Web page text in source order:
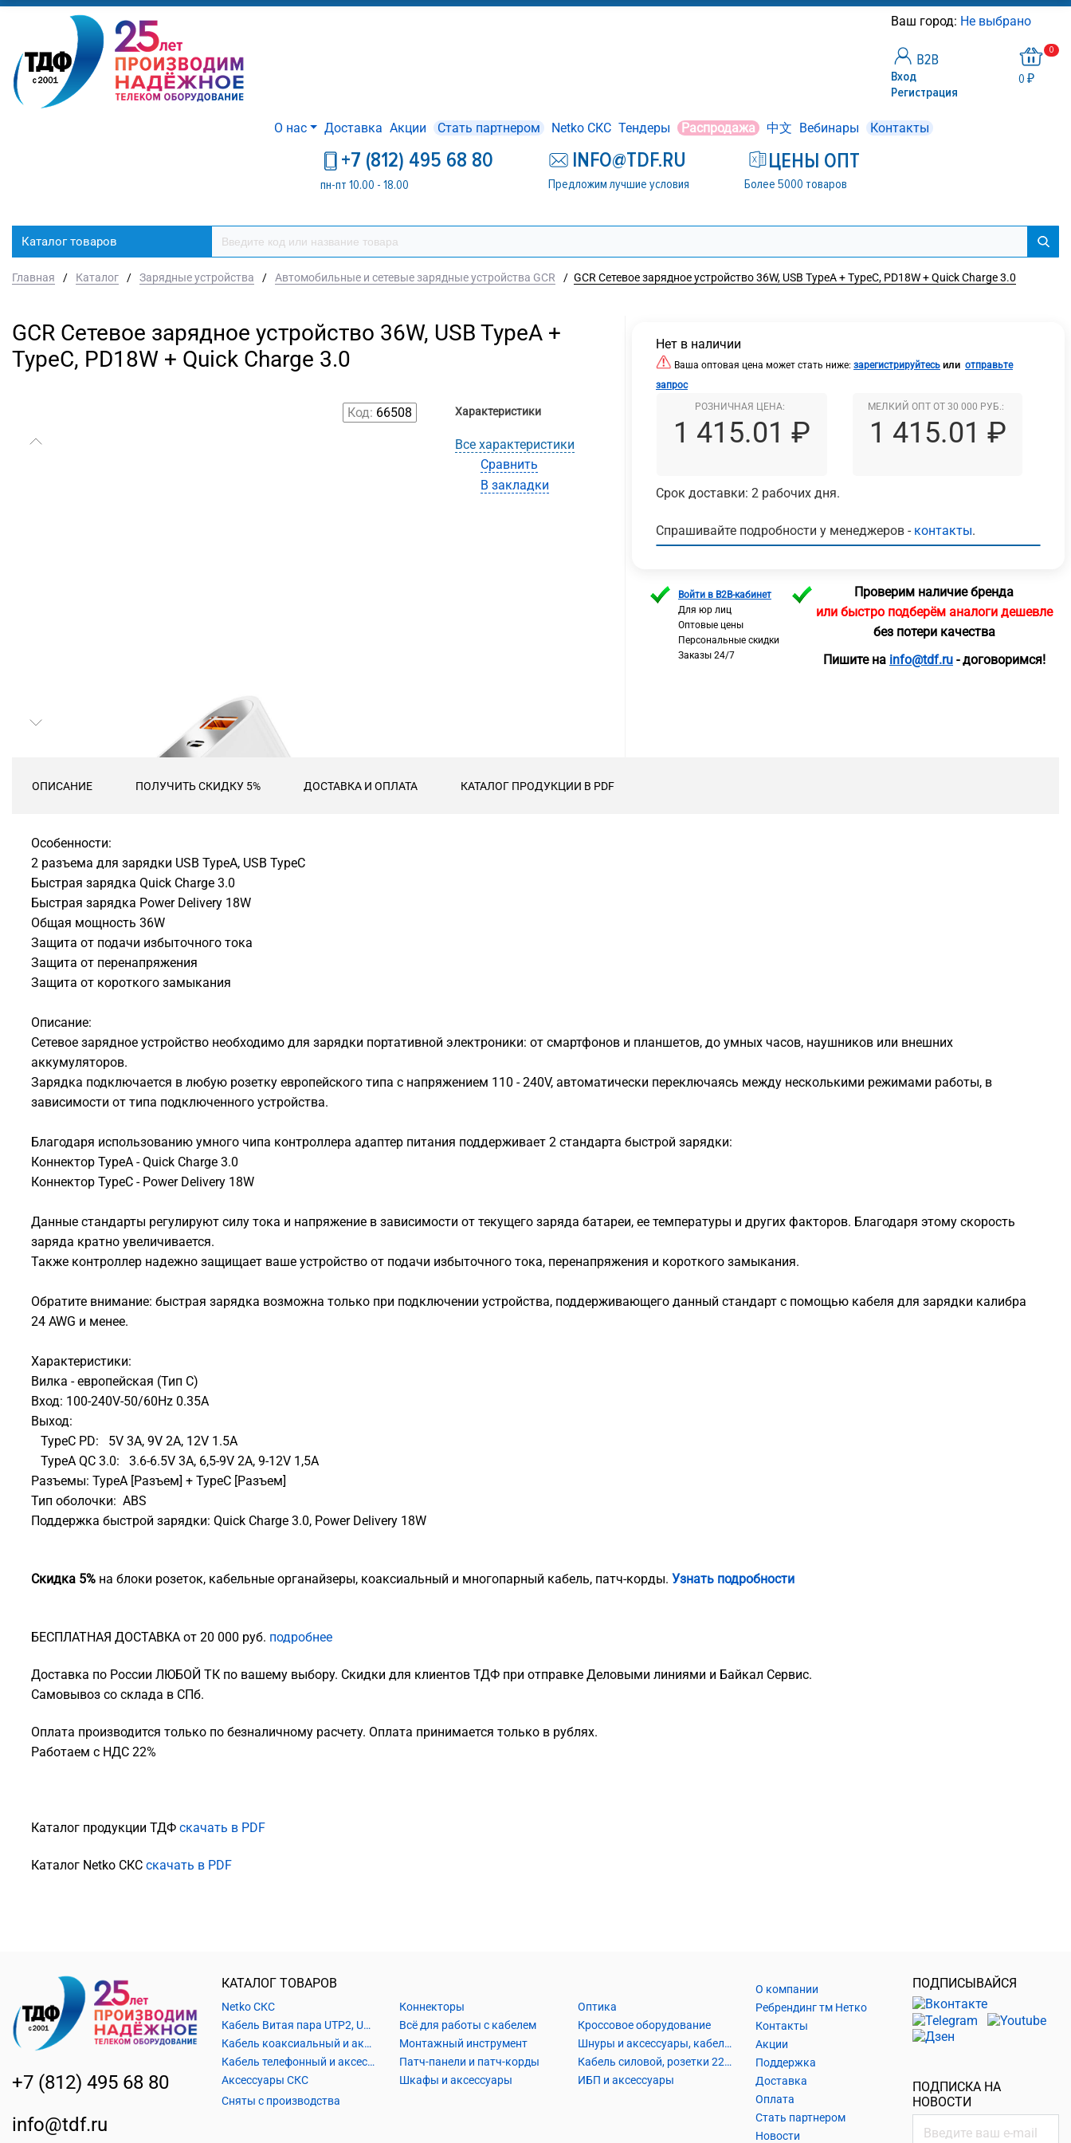
Ваш город: Не выбрано
Вход
Регистрация
0
0 ₽
О нас Доставка Акции Стать партнером Netko СКС Тендеры Распродажа 中文 Вебинары Контакты
+7 (812) 495 68 80
пн-пт 10.00 - 18.00
INFO@TDF.RU
Предложим лучшие условия
ЦЕНЫ ОПТ
Более 5000 товаров
Каталог товаров
Главная / Каталог / Зарядные устройства / Автомобильные и сетевые зарядные устройства GCR / GCR Сетевое зарядное устройство 36W, USB TypeA + TypeC, PD18W + Quick Charge 3.0
GCR Сетевое зарядное устройство 36W, USB TypeA +
TypeC, PD18W + Quick Charge 3.0
Код: 66508 Характеристики
Все характеристики
Сравнить
В закладки
Нет в наличии
Ваша оптовая цена может стать ниже: зарегистрируйтесь или отправьте
запрос
РОЗНИЧНАЯ ЦЕНА:
1 415.01 ₽
МЕЛКИЙ ОПТ ОТ 30 000 РУБ.:
1 415.01 ₽
Срок доставки: 2 рабочих дня.
Спрашивайте подробности у менеджеров - контакты.
Войти в B2B-кабинет
Для юр лиц
Оптовые цены
Персональные скидки
Заказы 24/7
Проверим наличие бренда
или быстро подберём аналоги дешевле
без потери качества
Пишите на info@tdf.ru- договоримся!
ОПИСАНИЕ ПОЛУЧИТЬ СКИДКУ 5% ДОСТАВКА И ОПЛАТА КАТАЛОГ ПРОДУКЦИИ В PDF
Особенности:
2 разъема для зарядки USB TypeA, USB TypeC
Быстрая зарядка Quick Charge 3.0
Быстрая зарядка Power Delivery 18W
Общая мощность 36W
Защита от подачи избыточного тока
Защита от перенапряжения
Защита от короткого замыкания
Описание:
Сетевое зарядное устройство необходимо для зарядки портативной электроники: от смартфонов и планшетов, до умных часов, наушников или внешних
аккумуляторов.
Зарядка подключается в любую розетку европейского типа с напряжением 110 - 240V, автоматически переключаясь между несколькими режимами работы, в
зависимости от типа подключенного устройства.
Благодаря использованию умного чипа контроллера адаптер питания поддерживает 2 стандарта быстрой зарядки:
Коннектор TypeA - Quick Charge 3.0
Коннектор TypeC - Power Delivery 18W
Данные стандарты регулируют силу тока и напряжение в зависимости от текущего заряда батареи, ее температуры и других факторов. Благодаря этому скорость
заряда кратно увеличивается.
Также контроллер надежно защищает ваше устройство от подачи избыточного тока, перенапряжения и короткого замыкания.
Обратите внимание: быстрая зарядка возможна только при подключении устройства, поддерживающего данный стандарт с помощью кабеля для зарядки калибра
24 AWG и менее.
Характеристики:
Вилка - европейская (Тип C)
Вход: 100-240V-50/60Hz 0.35A
Выход:
TypeC PD: 5V 3A, 9V 2A, 12V 1.5A
TypeA QC 3.0: 3.6-6.5V 3A, 6,5-9V 2A, 9-12V 1,5A
Разъемы: TypeA [Разъем] + TypeC [Разъем]
Тип оболочки: ABS
Поддержка быстрой зарядки: Quick Charge 3.0, Power Delivery 18W
Скидка 5% на блоки розеток, кабельные органайзеры, коаксиальный и многопарный кабель, патч-корды. Узнать подробности
БЕСПЛАТНАЯ ДОСТАВКА от 20 000 руб. подробнее
Доставка по России ЛЮБОЙ ТК по вашему выбору. Скидки для клиентов ТДФ при отправке Деловыми линиями и Байкал Сервис.
Самовывоз со склада в СПб.
Оплата производится только по безналичному расчету. Оплата принимается только в рублях.
Работаем с НДС 22%
Каталог продукции ТДФ скачать в PDF
Каталог Netko СКС скачать в PDF
+7 (812) 495 68 80
info@tdf.ru
КАТАЛОГ ТОВАРОВ
Netko СКС
Кабель Витая пара UTP2, UTP4, FTP2, FTP4
Кабель коаксиальный и аксессуары
Кабель телефонный и аксессуары
Аксессуары СКС
Коннекторы
Всё для работы с кабелем
Монтажный инструмент
Патч-панели и патч-корды
Шкафы и аксессуары
Оптика
Кроссовое оборудование
Шнуры и аксессуары, кабельные наконечники
Кабель силовой, розетки 220В, выключатели 220В, сетевые фильтры
ИБП и аксессуары
Сняты с производства
О компании
Ребрендинг тм Нетко
Контакты
Акции
Поддержка
Доставка
Оплата
Стать партнером
Новости
ПОДПИСЫВАЙСЯ
ПОДПИСКА НА
НОВОСТИ